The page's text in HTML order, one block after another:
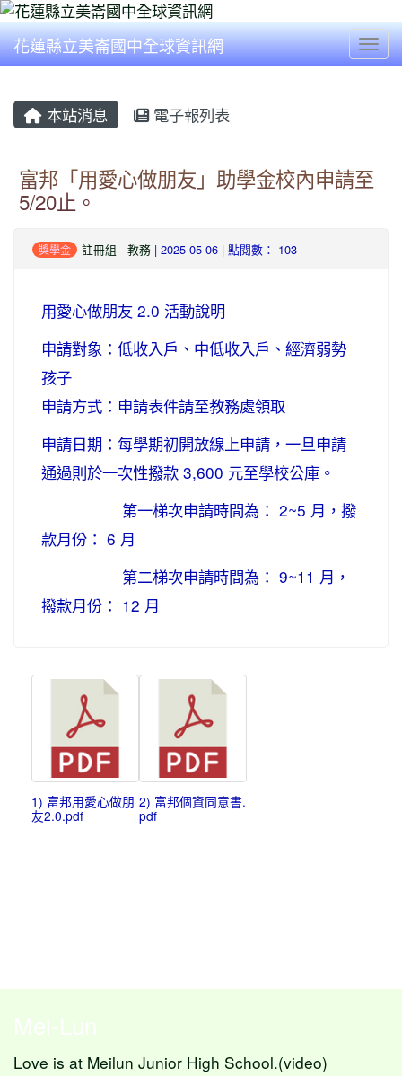
花蓮縣立美崙國中全球資訊網
本站消息 電子報列表
富邦「用愛心做朋友」助學金校內申請至
5/20止。
獎學金 註冊組 - 教務 | 2025-05-06 | 點閱數： 103
用愛心做朋友 2.0 活動說明
申請對象：低收入戶、中低收入戶、經濟弱勢
孩子
申請方式：申請表件請至教務處領取
申請日期：每學期初開放線上申請，一旦申請
通過則於一次性撥款 3,600 元至學校公庫。
第一梯次申請時間為： 2~5 月，撥
款月份： 6 月
第二梯次申請時間為： 9~11 月，
撥款月份： 12 月
1) 富邦用愛心做朋
友2.0.pdf
2) 富邦個資同意書.
pdf
Mei-Lun
Love is at Meilun Junior High School.(video)